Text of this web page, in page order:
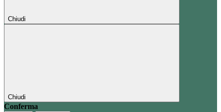
Chiudi
Chiudi
Conferma